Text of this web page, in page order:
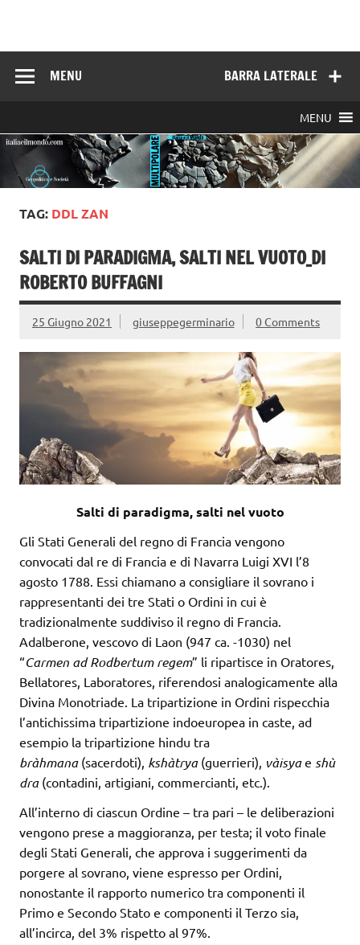
BARRA LATERALE
MENU
MENU
TAG: DDL ZAN
SALTI DI PARADIGMA, SALTI NEL VUOTO_DI
ROBERTO BUFFAGNI
25 Giugno 2021 giuseppegerminario 0 Comments
Salti di paradigma, salti nel vuoto
Gli Stati Generali del regno di Francia vengono
convocati dal re di Francia e di Navarra Luigi XVI l’8
agosto 1788. Essi chiamano a consigliare il sovrano i
rappresentanti dei tre Stati o Ordini in cui è
tradizionalmente suddiviso il regno di Francia.
Adalberone, vescovo di Laon (947 ca. -1030) nel
“Carmen ad Rodbertum regem” li ripartisce in Oratores,
Bellatores, Laboratores, riferendosi analogicamente alla
Divina Monotriade. La tripartizione in Ordini rispecchia
l’antichissima tripartizione indoeuropea in caste, ad
esempio la tripartizione hindu tra
bràhmana(sacerdoti), kshàtrya(guerrieri), vàisyae shù
dra(contadini, artigiani, commercianti, etc.).
All’interno di ciascun Ordine – tra pari – le deliberazioni
vengono prese a maggioranza, per testa; il voto finale
degli Stati Generali, che approva i suggerimenti da
porgere al sovrano, viene espresso per Ordini,
nonostante il rapporto numerico tra componenti il
Primo e Secondo Stato e componenti il Terzo sia,
all’incirca, del 3% rispetto al 97%.